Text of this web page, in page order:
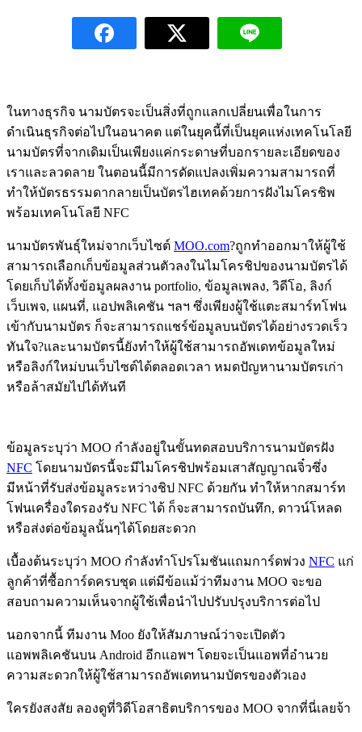
ในทางธุรกิจ นามบัตรจะเป็นสิ่งที่ถูกแลกเปลี่ยนเพื่อในการ
ดำเนินธุรกิจต่อไปในอนาคต แต่ในยุคนี้ที่เป็นยุคแห่งเทคโนโลยี
นามบัตรที่จากเดิมเป็นเพียงแค่กระดาษที่บอกรายละเอียดของ
เราและลวดลาย ในตอนนี้มีการดัดแปลงเพิ่มความสามารถที่
ทำให้บัตรธรรมดากลายเป็นบัตรไฮเทคด้วยการฝังไมโครชิพ
พร้อมเทคโนโลยี NFC
นามบัตรพันธุ์ใหม่จากเว็บไซต์ MOO.com?ถูกทำออกมาให้ผู้ใช้
สามารถเลือกเก็บข้อมูลส่วนตัวลงในไมโครชิปของนามบัตรได้
โดยเก็บได้ทั้งข้อมูลผลงาน portfolio, ข้อมูลเพลง, วิดีโอ, ลิงก์
เว็บเพจ, แผนที่, แอปพลิเคชัน ฯลฯ ซึ่งเพียงผู้ใช้แตะสมาร์ทโฟน
เข้ากับนามบัตร ก็จะสามารถแชร์ข้อมูลบนบัตรได้อย่างรวดเร็ว
ทันใจ?และนามบัตรนี้ยังทำให้ผู้ใช้สามารถอัพเดทข้อมูลใหม่
หรือลิงก์ใหม่บนเว็บไซต์ได้ตลอดเวลา หมดปัญหานามบัตรเก่า
หรือล้าสมัยไปได้ทันที
ข้อมูลระบุว่า MOO กำลังอยู่ในขั้นทดสอบบริการนามบัตรฝัง
NFC โดยนามบัตรนี้จะมีไมโครชิปพร้อมเสาสัญญาณจิ๋วซึ่ง
มีหน้าที่รับส่งข้อมูลระหว่างชิป NFC ด้วยกัน ทำให้หากสมาร์ท
โฟนเครื่องใดรองรับ NFC ได้ ก็จะสามารถบันทึก, ดาวน์โหลด
หรือส่งต่อข้อมูลนั้นๆได้โดยสะดวก
เบื้องต้นระบุว่า MOO กำลังทำโปรโมชันแถมการ์ดพ่วง NFC แก่
ลูกค้าที่ซื้อการ์ดครบชุด แต่มีข้อแม้ว่าทีมงาน MOO จะขอ
สอบถามความเห็นจากผู้ใช้เพื่อนำไปปรับปรุงบริการต่อไป
นอกจากนี้ ทีมงาน Moo ยังให้สัมภาษณ์ว่าจะเปิดตัว
แอพพลิเคชันบน Android อีกแอพฯ โดยจะเป็นแอพที่อำนวย
ความสะดวกให้ผู้ใช้สามารถอัพเดทนามบัตรของตัวเอง
ใครยังสงสัย ลองดูที่วิดีโอสาธิตบริการของ MOO จากที่นี่เลยจ้า